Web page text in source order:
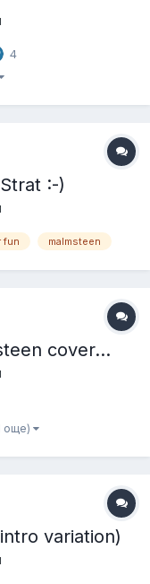
4
:-)
fun malmsteen
cover...
още)
variation)